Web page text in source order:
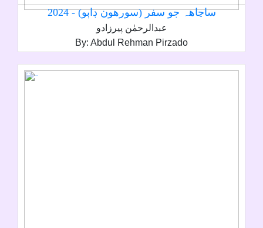
ساڃاھہ جو سفر (سورھون ڊاٻو) - 2024
عبدالرحمٰن پيرزادو
By: Abdul Rehman Pirzado